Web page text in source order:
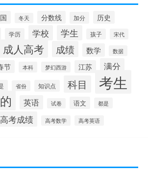
冬天 分数线 加分 历史
学历 学校 学生 孩子 宋代
成人高考 成绩 数学 数据
节 本科 梦幻西游 江苏 满分
省份 知识点 科目 考生
英语 试卷 语文 都是
高考成绩 高考数学 高考英语